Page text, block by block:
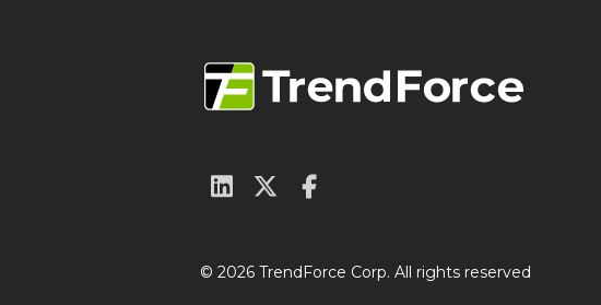
© 2026 TrendForce Corp. All rights reserved